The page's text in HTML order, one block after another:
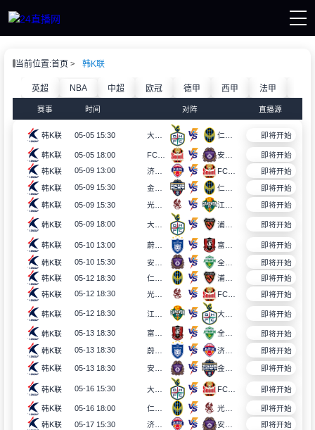
播首页
杯直播
要赛事
当前位置:首页 韩K联
英超 NBA 中超 欧冠 德甲 西甲 法甲
赛事 时间 对阵 直播源
韩K联 05-05 15:30 大田市民 仁川联 即将开始
韩K联 05-05 18:00 FC首尔
即将开始
韩K联
05-09 13:00 济州SK FC FC首尔 即将开始
韩K联 05-09 15:30 金泉尚武 即将开始
韩K联 05-09 15:30 光州FC 即将开始
韩K联 05-09 18:00 浦项铁人 即将开始
韩K联 05-10 13:00 蔚山HD 即将开始
韩K联 05-10 15:30 全北现代
即将开始
韩K联
05-12 18:30 浦项铁人
即将开始
韩K联
05-12 18:30 光州FC FC首尔 即将开始
韩K联 05-12 18:30 即将开始
韩K联 05-13 18:30 富川FC 全北现代 即将开始
韩K联 05-13 18:30 蔚山HD 济州SK FC 即将开始
韩K联 05-13 18:30 安养FC 金泉尚武 即将开始
韩K联 05-16 15:30 FC首尔 即将开始
韩K联 05-16 18:00 仁川联 光州FC
即将开始
韩K联
05-17 15:30 济州SK FC 即将开始